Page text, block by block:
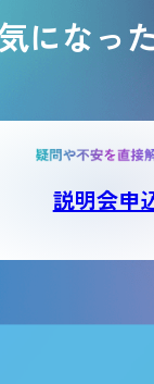
になっ
説明会申